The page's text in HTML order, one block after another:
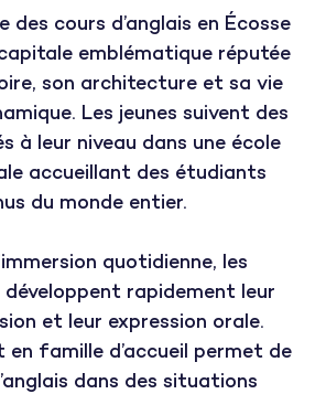
des cours d’anglais en Écosse
emblématique réputée
son architecture et sa vie
Les jeunes suivent des
à leur niveau dans une école
accueillant des étudiants
du monde entier.
quotidienne, les
rapidement leur
et leur expression orale.
en famille d’accueil permet de
dans des situations